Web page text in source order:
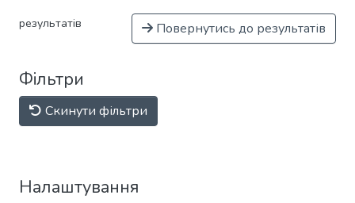
результатів Повернутись до результатів
Фільтри
Скинути фільтри
Налаштування